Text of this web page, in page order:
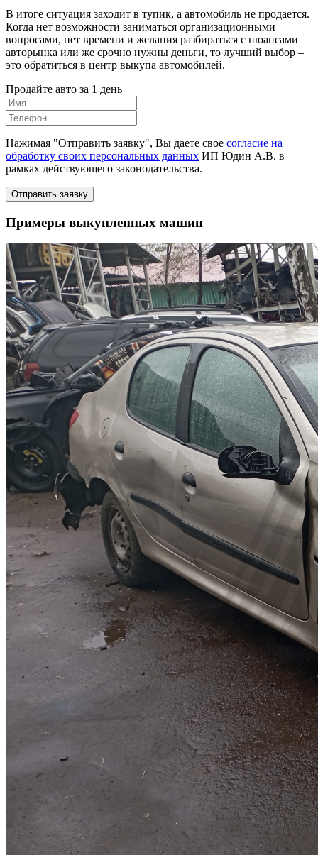
В итоге ситуация заходит в тупик, а автомобиль не продается.
Когда нет возможности заниматься организационными
вопросами, нет времени и желания разбираться с нюансами
авторынка или же срочно нужны деньги, то лучший выбор –
это обратиться в центр выкупа автомобилей.
Продайте авто за 1 день
Нажимая "Отправить заявку", Вы даете свое согласие на
обработку своих персональных данных ИП Юдин А.В. в
рамках действующего законодательства.
Отправить заявку
Примеры выкупленных машин